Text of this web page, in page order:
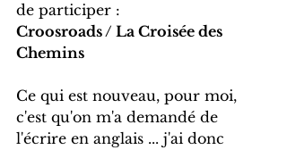
de participer :
Croosroads / La Croisée des
Chemins
Ce qui est nouveau, pour moi,
c'est qu'on m'a demandé de
l'écrire en anglais ... j'ai donc